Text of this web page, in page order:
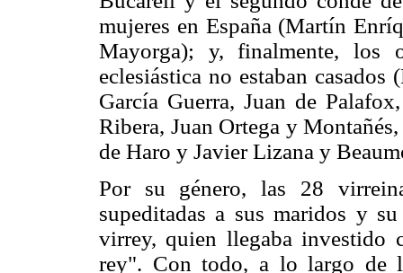
mujeres en España (Martín
Mayorga); y, finalmente, los
eclesiástica no estaban
García Guerra, Juan de
Ribera, Juan Ortega y
de Haro y Javier Lizana y
Por su género, las 28
supeditadas a sus maridos y
virrey, quien llegaba
rey". Con todo, a lo largo de